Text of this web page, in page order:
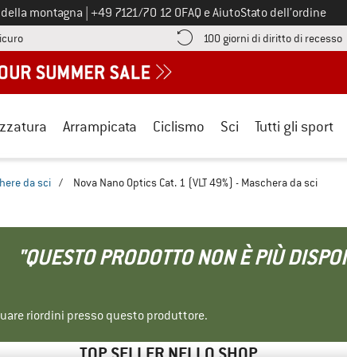
montagna Chiamaci al numero
+49 7121/70 12 0FAQ e AiutoStato dell’ordine
Qui trovi le informazioni di pagamento! Si apre in una casella
100 giorni di diritto di recesso
Arrampicata Ciclismo Sci Tutti gli sport
da sci / Nova Nano Optics Cat. 1 (VLT 49%) - Maschera da sci
"QUESTO PRODOTTO NON È PIÙ
riordini presso questo produttore.